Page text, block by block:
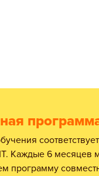
Каждые 6 месяцев
программу